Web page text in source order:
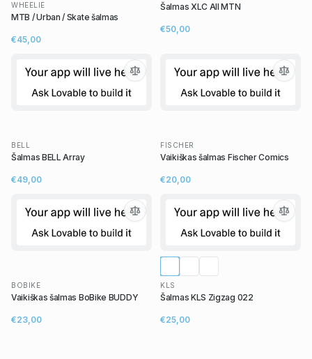
WHEELIE
MTB / Urban / Skate šalmas
€45,00
Šalmas XLC All MTN
€50,00
BELL
Šalmas BELL Array
€49,00
FISCHER
Vaikiškas šalmas Fischer Comics
€20,00
BOBIKE
Vaikiškas šalmas BoBike BUDDY
€23,00
KLS
Šalmas KLS Zigzag 022
€25,00